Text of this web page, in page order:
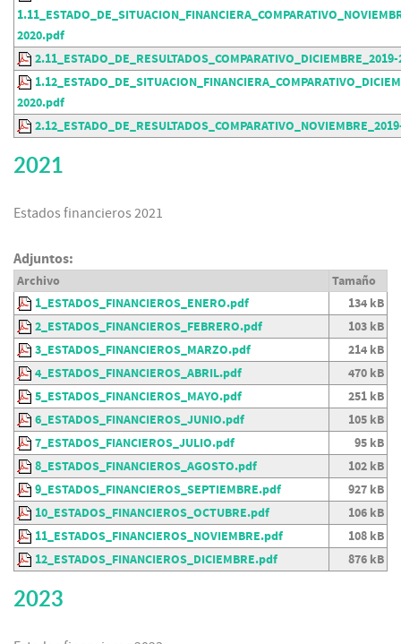
2020.pdf
2020.pdf
2021
Estados financieros 2021
Adjuntos:
Archivo
Tamaño
1_ESTADOS_FINANCIEROS_ENERO.pdf
134 kB
2_ESTADOS_FINANCIEROS_FEBRERO.pdf
103 kB
3_ESTADOS_FINANCIEROS_MARZO.pdf
214 kB
4_ESTADOS_FINANCIEROS_ABRIL.pdf
470 kB
5_ESTADOS_FINANCIEROS_MAYO.pdf
251 kB
6_ESTADOS_FINANCIEROS_JUNIO.pdf
105 kB
7_ESTADOS_FIANCIEROS_JULIO.pdf
95 kB
8_ESTADOS_FINANCIEROS_AGOSTO.pdf
102 kB
9_ESTADOS_FINANCIEROS_SEPTIEMBRE.pdf
927 kB
10_ESTADOS_FINANCIEROS_OCTUBRE.pdf
106 kB
11_ESTADOS_FINANCIEROS_NOVIEMBRE.pdf
108 kB
12_ESTADOS_FINANCIEROS_DICIEMBRE.pdf
876 kB
2023